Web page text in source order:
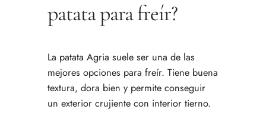
patata para freír?
La patata Agria suele ser una de las
mejores opciones para freír. Tiene buena
textura, dora bien y permite conseguir
un exterior crujiente con interior tierno.